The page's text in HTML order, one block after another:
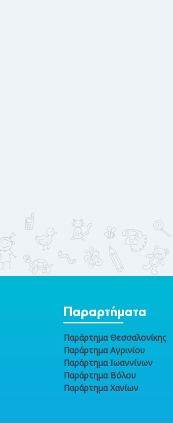
Παραρτήματα
Παράρτημα Θεσσαλονίκης
Παράρτημα Αγρινίου
Παράρτημα Ιωαννίνων
Παράρτημα Βόλου
Παράρτημα Χανίων